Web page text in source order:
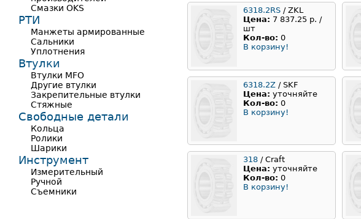
6318.2RS / ZKL
Цена: 7 837.25 р. /
шт
Кол-во: 0
В корзину!
6318.2Z / SKF
Цена: уточняйте
Кол-во: 0
В корзину!
318 / Craft
Цена: уточняйте
Кол-во: 0
В корзину!
Смазки OKS
РТИ
Манжеты армированные
Сальники
Уплотнения
Втулки
Втулки MFO
Другие втулки
Закрепительные втулки
Стяжные
Свободные детали
Кольца
Ролики
Шарики
Инструмент
Измерительный
Ручной
Съемники